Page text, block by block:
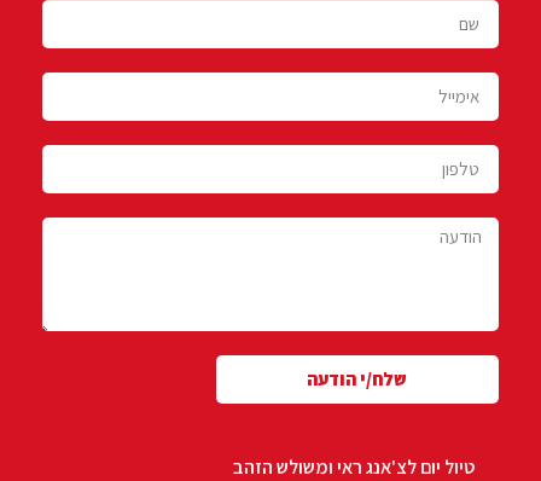
טיול יום לצ'אנג ראי ומשולש הזהב
שלח/י הודעה